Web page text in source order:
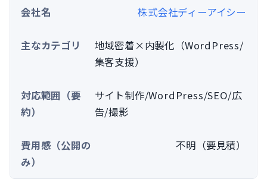
株式会社ディーアイシー
地域密着×内製化（WordPress/
集客支援）
サイト制作/WordPress/SEO/広
告/撮影
不明（要見積）